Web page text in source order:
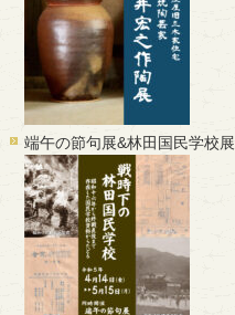
端午の節句展&林田国民学校展